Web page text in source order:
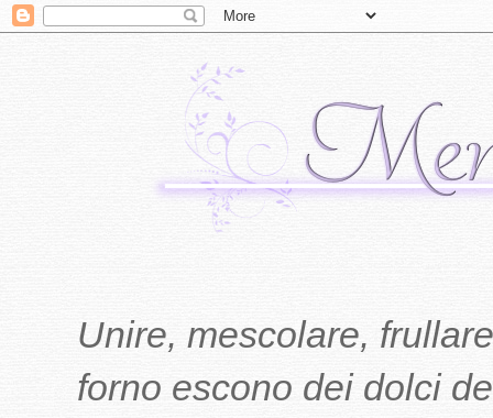
Unire, mescolare,
forno escono dei dolci